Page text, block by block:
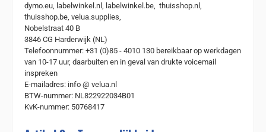
dymo.eu, labelwinkel.nl, labelwinkel.be, thuisshop.nl,
thuisshop.be, velua.supplies,
Nobelstraat 40 B
3846 CG Harderwijk (NL)
Telefoonnummer: +31 (0)85 - 4010 130 bereikbaar op werkdagen
van 10-17 uur, daarbuiten en in geval van drukte voicemail
inspreken
E-mailadres: info @ velua.nl
BTW-nummer: NL822922034B01
KvK-nummer: 50768417